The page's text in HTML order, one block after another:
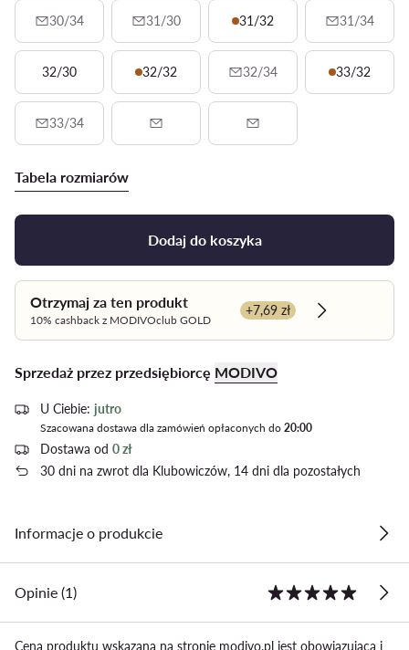
30/34 31/30 31/32 31/34
32/30 32/32 32/34 33/32
33/34
Tabela rozmiarów
Dodaj do koszyka
Otrzymaj za ten produkt
10% cashback z MODIVOclub GOLD
+7,69 zł
Dowiedz się
Sprzedaż przez przedsiębiorcę MODIVO
U Ciebie: jutro
Szacowana dostawa dla zamówień opłaconych do 20:00
Dostawa od 0 zł
30 dni na zwrot dla Klubowiczów, 14 dni dla pozostałych
Informacje o produkcie
Opinie (1)
Cena produktu wskazana na stronie modivo.pl jest obowiązująca i